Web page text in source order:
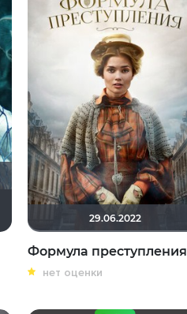
didak2002
29.06.2022
Формула преступления
нет оценки